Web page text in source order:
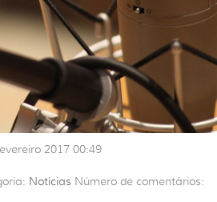
2017 00:49
Notícias Número de comentários: